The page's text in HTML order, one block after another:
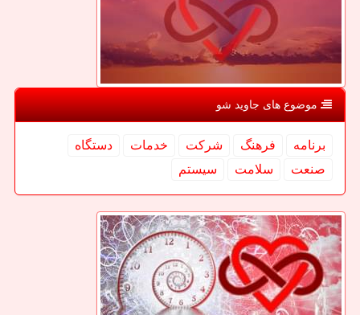
موضوع های جاوید شو
برنامه فرهنگ شركت خدمات
دستگاه
صنعت
سلامت سیستم